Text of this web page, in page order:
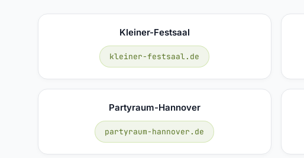
Kleiner-Festsaal
kleiner-festsaal.de
Partyraum-Hannover
partyraum-hannover.de